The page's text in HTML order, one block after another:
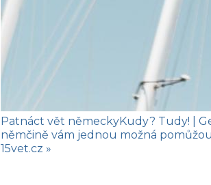
Patnáct vět německyKudy? Tudy!
|
němčině vám jednou možná
15vet.cz »